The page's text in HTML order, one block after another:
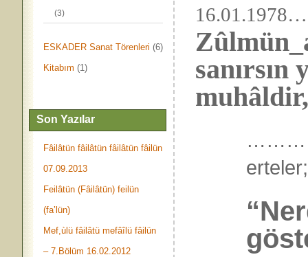
(3)
ESKADER Sanat Törenleri (6)
Kitabım (1)
Son Yazılar
Fâilâtün fâilâtün fâilâtün fâilün
07.09.2013
Feilâtün (Fâilâtün) feilün
(fa’lün)
Mef,ùlü fâilâtü mefâîlü fâilün
– 7.Bölüm 16.02.2012
sanırsın